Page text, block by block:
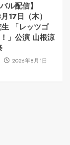
ル配信】
17日（木）
「レッツゴ
」公演 山根涼
2026年8月1日